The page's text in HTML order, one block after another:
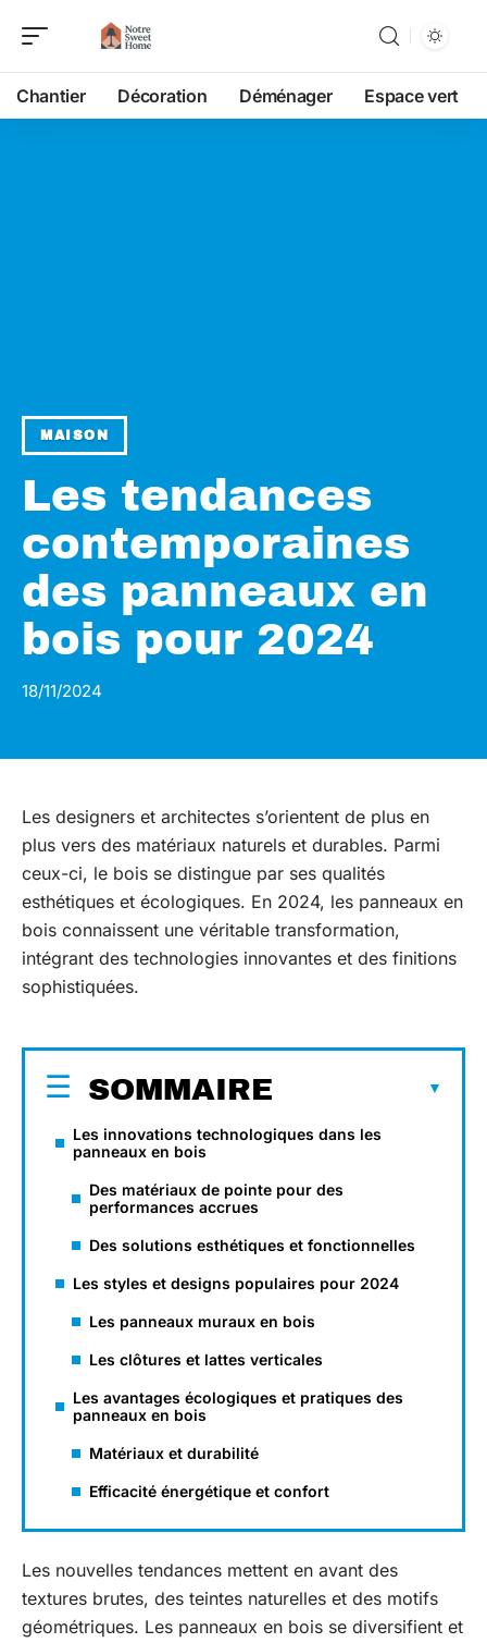
Chantier Décoration Déménager Espace vert
MAISON
Les tendances
contemporaines
des panneaux en
bois pour 2024
18/11/2024
Les designers et architectes s’orientent de plus en
plus vers des matériaux naturels et durables. Parmi
ceux-ci, le bois se distingue par ses qualités
esthétiques et écologiques. En 2024, les panneaux en
bois connaissent une véritable transformation,
intégrant des technologies innovantes et des finitions
sophistiquées.
SOMMAIRE
Les innovations technologiques dans les
panneaux en bois
Des matériaux de pointe pour des
performances accrues
Des solutions esthétiques et fonctionnelles
Les styles et designs populaires pour 2024
Les panneaux muraux en bois
Les clôtures et lattes verticales
Les avantages écologiques et pratiques des
panneaux en bois
Matériaux et durabilité
Efficacité énergétique et confort
Les nouvelles tendances mettent en avant des
textures brutes, des teintes naturelles et des motifs
géométriques. Les panneaux en bois se diversifient et